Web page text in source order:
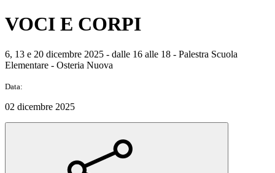
VOCI E CORPI
6, 13 e 20 dicembre 2025 - dalle 16 alle 18 - Palestra Scuola
Elementare - Osteria Nuova
Data:
02 dicembre 2025